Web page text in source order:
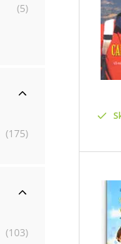
(5)
(175)
(103)